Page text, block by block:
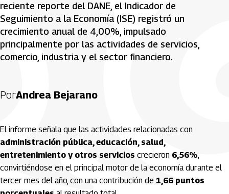
reciente reporte del DANE, el Indicador de
Seguimiento a la Economía (ISE) registró un
crecimiento anual de 4,00%, impulsado
principalmente por las actividades de servicios,
comercio, industria y el sector financiero.
PorAndrea Bejarano
El informe señala que las actividades relacionadas con
administración pública, educación, salud,
entretenimiento y otros servicios crecieron 6,56%,
convirtiéndose en el principal motor de la economía durante el
tercer mes del año, con una contribución de 1,66 puntos